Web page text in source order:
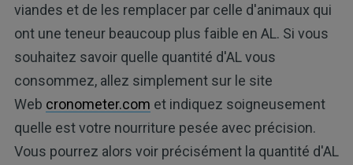
viandes et de les remplacer par celle d'animaux qui
ont une teneur beaucoup plus faible en AL. Si vous
souhaitez savoir quelle quantité d'AL vous
consommez, allez simplement sur le site
Web cronometer.com et indiquez soigneusement
quelle est votre nourriture pesée avec précision.
Vous pourrez alors voir précisément la quantité d'AL